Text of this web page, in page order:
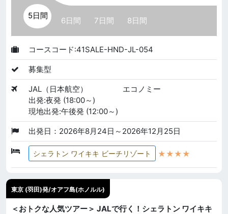
5日間
6日間 7日間 8日間
コースコード:41SALE-HND-JL-054
募集型
JAL（日本航空）
エコノミー
出発:夜発 (18:00～)
現地出発:午後発 (12:00～)
出発日：2026年8月24日～2026年12月25日
シェラトン ワイキキ ビーチリゾート ★★★★
東京 (羽田)発/オアフ島(ホノルル)
＜おトクな人気ツアー＞ JALで行く！シェラトン ワイキキ